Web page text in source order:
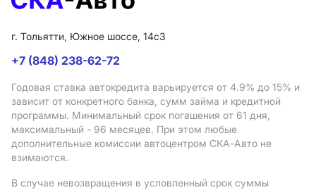
г. Тольятти, Южное шоссе, 14с3
+7 (848) 238-62-72
Годовая ставка автокредита варьируется от 4.9% до 15% и
зависит от конкретного банка, сумм займа и кредитной
программы. Минимальный срок погашения от 61 дня,
максимальный - 96 месяцев. При этом любые
дополнительные комиссии автоцентром СКА-Авто не
взимаются.
В случае невозвращения в условленный срок суммы